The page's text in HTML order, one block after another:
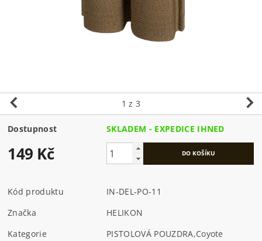
1 z 3
Dostupnost SKLADEM - EXPEDICE IHNED
149 Kč
Kód produktu
IN-DEL-PO-11
Značka
HELIKON
Kategorie
PISTOLOVÁ POUZDRA,Coyote